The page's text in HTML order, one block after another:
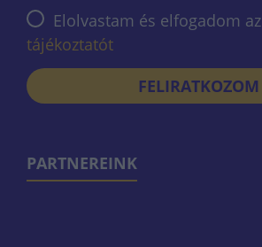
Elolvastam és elfogadom az
tájékoztatót
FELIRATKOZOM
PARTNEREINK